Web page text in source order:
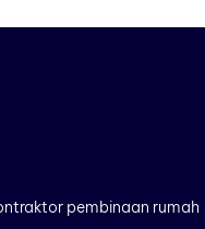
pembinaan rumah